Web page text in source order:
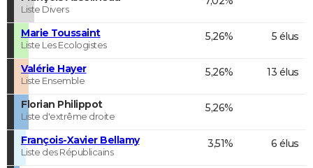
Liste Divers
Marie Toussaint
Liste Les Ecologistes
5,26% 5 élus
Valérie Hayer
Liste Ensemble
5,26% 13 élus
Florian Philippot
Liste d'extrême droite
5,26%
François-Xavier Bellamy
Liste des Républicains
3,51% 6 élus